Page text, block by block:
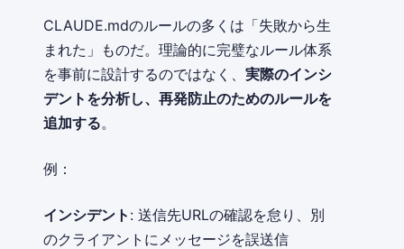
CLAUDE.mdのルールの多くは「失敗から生
まれた」ものだ。理論的に完璧なルール体系
を事前に設計するのではなく、 実際のインシ
デントを分析し、再発防止のためのルールを
追加する。
例：
インシデント : 送信先URLの確認を怠り、別
のクライアントにメッセージを誤送信